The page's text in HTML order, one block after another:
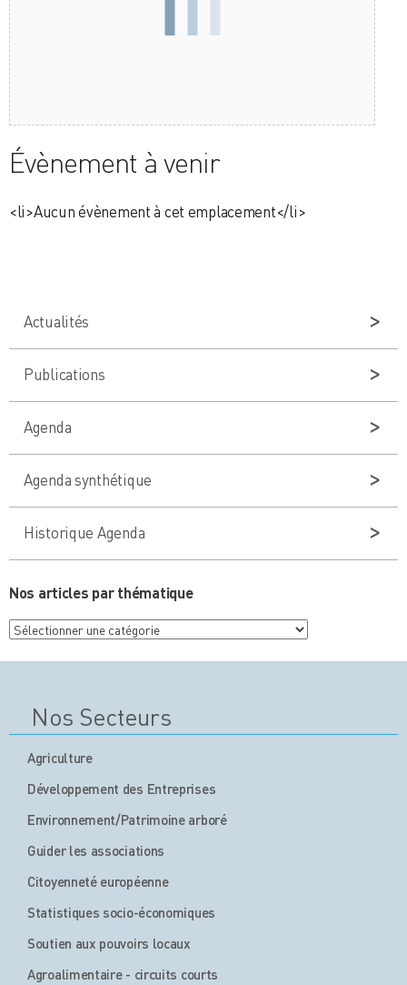
Évènement à venir
<li>Aucun évènement à cet emplacement</li>
Actualités
Publications
Agenda
Agenda synthétique
Historique Agenda
Nos articles par thématique
Nos
articles
Nos Secteurs
Agriculture
Développement des Entreprises
Environnement/Patrimoine arboré
Guider les associations
Citoyenneté européenne
Statistiques socio-économiques
Soutien aux pouvoirs locaux
Agroalimentaire - circuits courts